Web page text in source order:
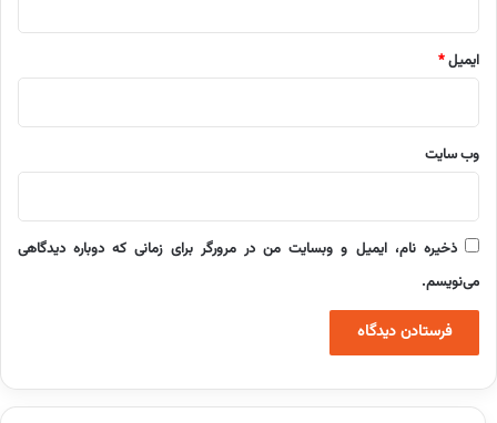
ایمیل*
وب‌ سایت
ذخیره نام، ایمیل و وبسایت من در مرورگر برای زمانی که دوباره دیدگاهی
می‌نویسم.